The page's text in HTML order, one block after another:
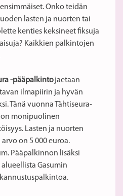
Onko teidän
lasten ja nuorten tai
kenties keksineet fiksuja
Kaikkien palkintojen
-pääpalkintojaetaan
ilmapiirin ja hyvän
Tänä vuonna Tähtiseura-
monipuolinen
Lasten ja nuorten
on 5 000 euroa.
Pääpalkinnon lisäksi
Gasumin